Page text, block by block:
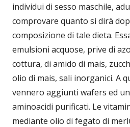
individui di sesso maschile,
comprovare quanto si dirà
composizione di tale dieta.
emulsioni acquose, prive di
cottura, di amido di mais,
olio di mais, sali inorganici. A
vennero aggiunti wafers ed
aminoacidi purificati. Le
mediante olio di fegato di